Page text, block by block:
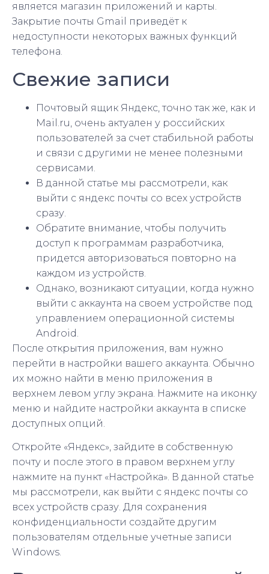
является магазин приложений и карты.
Закрытие почты Gmail приведёт к
недоступности некоторых важных функций
телефона.
Свежие записи
Почтовый ящик Яндекс, точно так же, как и
Mail.ru, очень актуален у российских
пользователей за счет стабильной работы
и связи с другими не менее полезными
сервисами.
В данной статье мы рассмотрели, как
выйти с яндекс почты со всех устройств
сразу.
Обратите внимание, чтобы получить
доступ к программам разработчика,
придется авторизоваться повторно на
каждом из устройств.
Однако, возникают ситуации, когда нужно
выйти с аккаунта на своем устройстве под
управлением операционной системы
Android.
После открытия приложения, вам нужно
перейти в настройки вашего аккаунта. Обычно
их можно найти в меню приложения в
верхнем левом углу экрана. Нажмите на иконку
меню и найдите настройки аккаунта в списке
доступных опций.
Откройте «Яндекс», зайдите в собственную
почту и после этого в правом верхнем углу
нажмите на пункт «Настройка». В данной статье
мы рассмотрели, как выйти с яндекс почты со
всех устройств сразу. Для сохранения
конфиденциальности создайте другим
пользователям отдельные учетные записи
Windows.